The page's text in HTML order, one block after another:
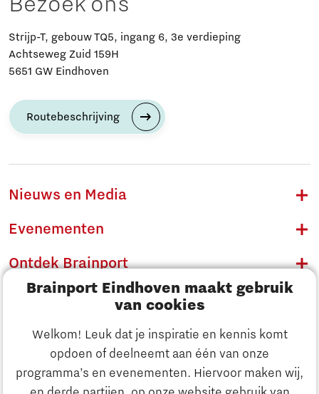
Brainport Eindhoven maakt gebruik
van cookies
Welkom! Leuk dat je inspiratie en kennis komt
opdoen of deelneemt aan één van onze
programma’s en evenementen. Hiervoor maken wij,
Ontdek Brainport
Strijp-T, gebouw TQ5, ingang 6, 3e verdieping
Achtseweg Zuid 159H
5651 GW Eindhoven
Routebeschrijving
Nieuws en Media
Evenementen
Ontdek Brainport
Innovatie
Ondernemen
Onderwijs